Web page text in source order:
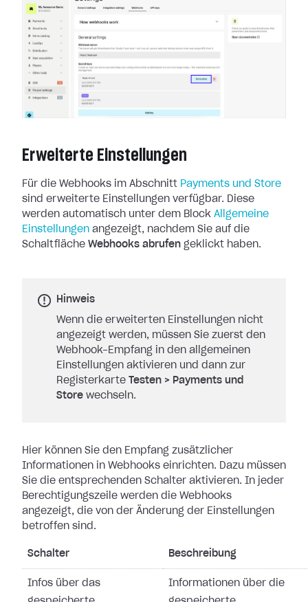
Erweiterte Einstellungen
Für die Webhooks im Abschnitt Payments und Store
sind erweiterte Einstellungen verfügbar. Diese
werden automatisch unter dem Block Allgemeine
Einstellungen angezeigt, nachdem Sie auf die
Schaltfläche Webhooks abrufen geklickt haben.
Hinweis
Wenn die erweiterten Einstellungen nicht
angezeigt werden, müssen Sie zuerst den
Webhook-Empfang in den allgemeinen
Einstellungen aktivieren und dann zur
Registerkarte
Testen > Payments und
Store wechseln.
Hier können Sie den Empfang zusätzlicher
Informationen in Webhooks einrichten. Dazu müssen
Sie die entsprechenden Schalter aktivieren. In jeder
Berechtigungszeile werden die Webhooks
angezeigt, die von der Änderung der Einstellungen
betroffen sind.
Schalter Beschreibung
Infos über das
Informationen über die